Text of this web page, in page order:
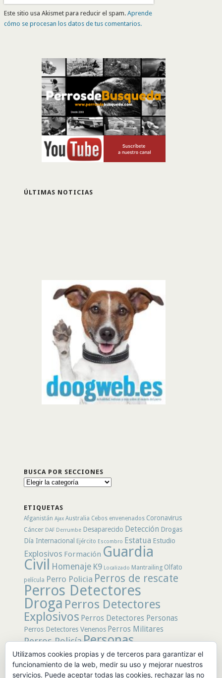
Este sitio usa Akismet para reducir el spam. Aprende
cómo se procesan los datos de tus comentarios.
ÚLTIMAS NOTICIAS
BUSCA POR SECCIONES
Busca
ETIQUETAS
Afganistán Ajax Australia Cebos envenenados Coronavirus
Cáncer DAF Derrumbe Desaparecido Detección Drogas
Día Internacional Ejército Escombro Estatua Estudio
Explosivos Formación Guardia
Civil Homenaje K9 Localizado Mantrailing Olfato
película Perro Policia Perros de rescate
Perros Detectores
Droga Perros Detectores
Explosivos Perros Detectores Personas
Perros Detectores Venenos Perros Militares
Perros PolicíaPersonas
Desaparecidas Policía Policía Local
Policía Nacionalrastro rescate Restos
Utilizamos cookies propias y de terceros para garantizar el
funcionamiento de la web, medir su uso y mejorar nuestros
servicios. Puede aceptar todas las cookies, rechazar las no